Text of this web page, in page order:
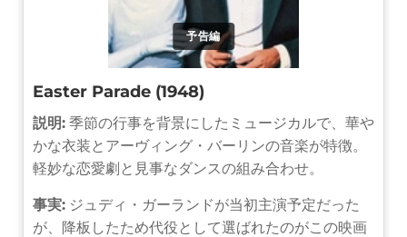
予告編
Easter Parade (1948)
説明: 季節の行事を背景にしたミュージカルで、華や
かな衣装とアーヴィング・バーリンの音楽が特徴。
軽妙な恋愛劇と見事なダンスの組み合わせ。
事実: ジュディ・ガーランドが当初主演予定だった
が、降板したため代役として選ばれたのがこの映画